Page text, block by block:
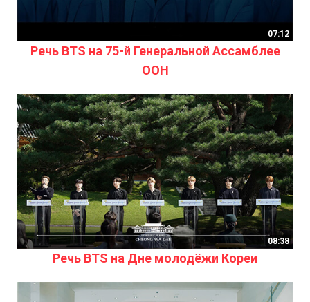
07:12
Речь BTS на 75-й Генеральной Ассамблее
ООН
08:38
Речь BTS на Дне молодёжи Кореи